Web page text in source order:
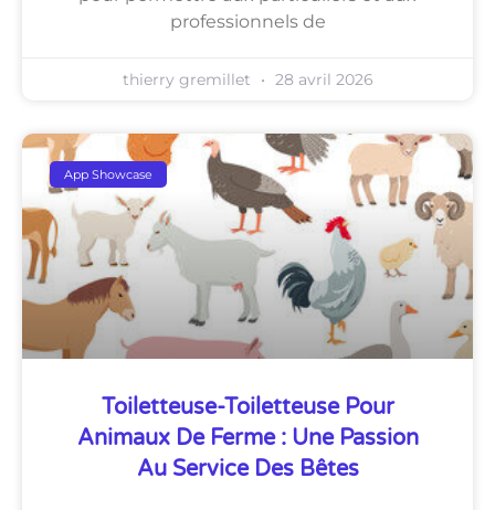
professionnels de
thierry gremillet 28 avril 2026
App Showcase
Toiletteuse-Toiletteuse Pour
Animaux De Ferme : Une Passion
Au Service Des Bêtes